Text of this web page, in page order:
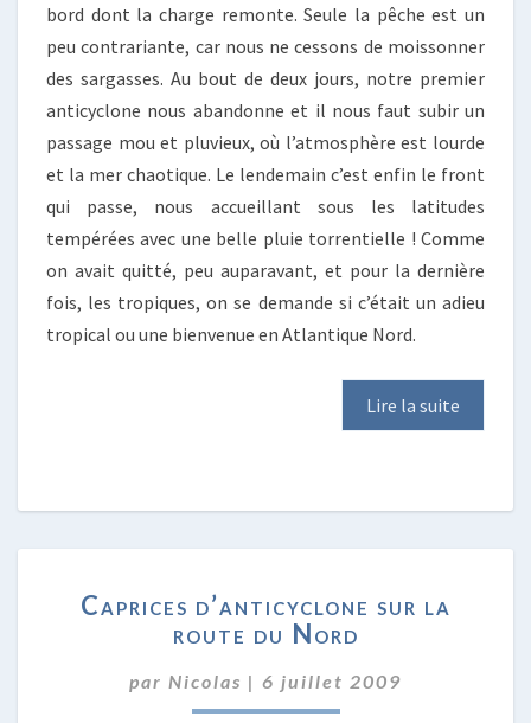
bord dont la charge remonte. Seule la pêche est un
peu contrariante, car nous ne cessons de moissonner
des sargasses. Au bout de deux jours, notre premier
anticyclone nous abandonne et il nous faut subir un
passage mou et pluvieux, où l’atmosphère est lourde
et la mer chaotique. Le lendemain c’est enfin le front
qui passe, nous accueillant sous les latitudes
tempérées avec une belle pluie torrentielle ! Comme
on avait quitté, peu auparavant, et pour la dernière
fois, les tropiques, on se demande si c’était un adieu
tropical ou une bienvenue en Atlantique Nord.
Lire la suite
D’ANTICYCLONE
SUR
ROUTE
DU
Caprices d’anticyclone sur la
route du Nord
par Nicolas | 6 juillet 2009